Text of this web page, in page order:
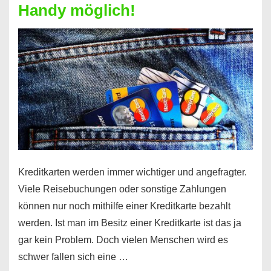
Schufaeintrag
möglich
Handy möglich!
Kreditkarten werden immer wichtiger und angefragter.
Viele Reisebuchungen oder sonstige Zahlungen
können nur noch mithilfe einer Kreditkarte bezahlt
werden. Ist man im Besitz einer Kreditkarte ist das ja
gar kein Problem. Doch vielen Menschen wird es
schwer fallen sich eine …